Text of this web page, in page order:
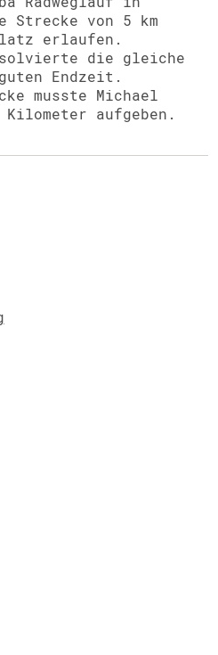
Strecke von 5 km
erlaufen.
die gleiche
Endzeit.
musste Michael
Kilometer aufgeben.